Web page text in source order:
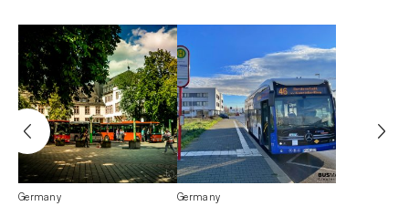
Germany Germany